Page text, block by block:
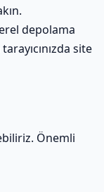
depolama
site
Önemli